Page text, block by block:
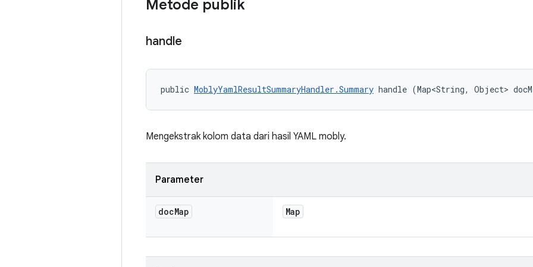
Metode publik
handle
public MoblyYamlResultSummaryHandler.Summary handle (Map<String, Object>
Mengekstrak kolom data dari hasil YAML mobly.
Parameter
docMap Map